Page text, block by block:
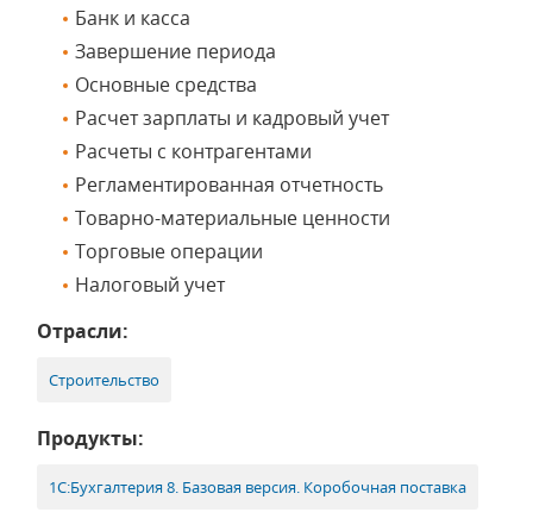
Банк и касса
Завершение периода
Основные средства
Расчет зарплаты и кадровый учет
Расчеты с контрагентами
Регламентированная отчетность
Товарно-материальные ценности
Торговые операции
Налоговый учет
Отрасли:
Строительство
Продукты:
1С:Бухгалтерия 8. Базовая версия. Коробочная поставка